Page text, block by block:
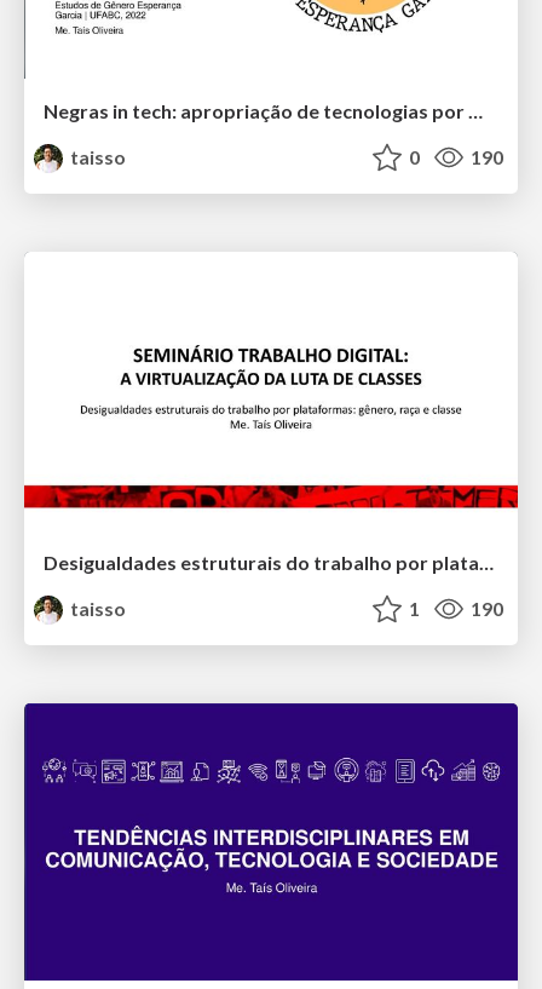
Negras in tech: apropriação de tecnologias por mulheres negras como estratégias de resistência
taisso
0 190
taisso
1 190